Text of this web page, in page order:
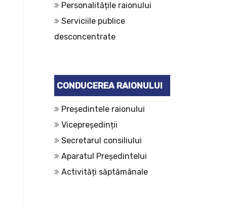
Personalitățile raionului
Serviciile publice
desconcentrate
CONDUCEREA RAIONULUI
Președintele raionului
Vicepreședinții
Secretarul consiliului
Aparatul Președintelui
Activități săptămânale